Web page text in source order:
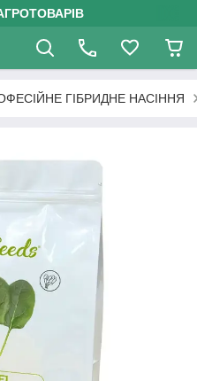
ГІБРИДНЕ НАСІННЯ